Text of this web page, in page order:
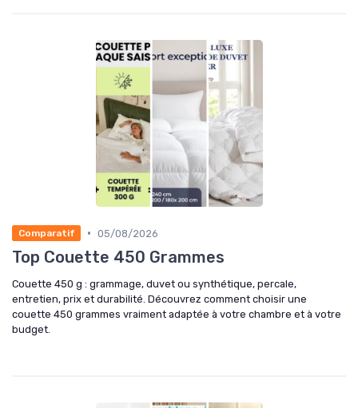
Comparatif • 05/08/2026
Top Couette 450 Grammes
Couette 450 g : grammage, duvet ou synthétique, percale,
entretien, prix et durabilité. Découvrez comment choisir une
couette 450 grammes vraiment adaptée à votre chambre et à votre
budget.